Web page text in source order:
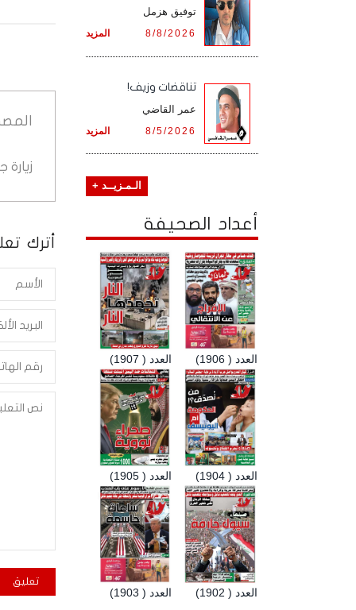
أترك
توفيق هزمل
المزيد 8/8/2026
تناقضات وزيف!
عمر القاضي
المزيد 8/5/2026
الـمـزيــد +
أعداد الصحيفة
العدد ( 1907) العدد ( 1906)
العدد ( 1905) العدد ( 1904)
العدد ( 1903) العدد ( 1902)